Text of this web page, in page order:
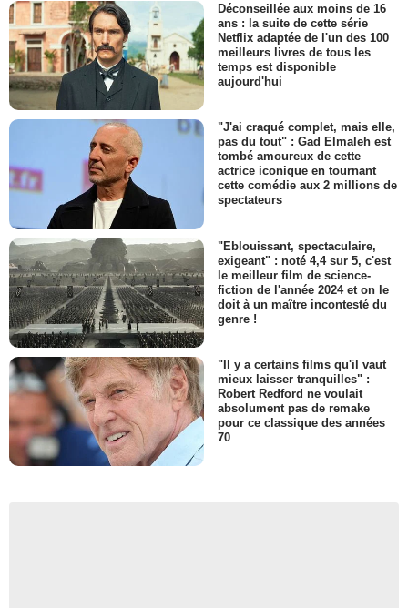
Déconseillée aux moins de 16
ans : la suite de cette série
Netflix adaptée de l'un des 100
meilleurs livres de tous les
temps est disponible
aujourd'hui
"J'ai craqué complet, mais elle,
pas du tout" : Gad Elmaleh est
tombé amoureux de cette
actrice iconique en tournant
cette comédie aux 2 millions de
spectateurs
"Eblouissant, spectaculaire,
exigeant" : noté 4,4 sur 5, c'est
le meilleur film de science-
fiction de l'année 2024 et on le
doit à un maître incontesté du
genre !
"Il y a certains films qu'il vaut
mieux laisser tranquilles" :
Robert Redford ne voulait
absolument pas de remake
pour ce classique des années
70